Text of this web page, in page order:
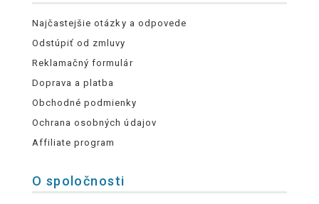
Najčastejšie otázky a odpovede
Odstúpiť od zmluvy
Reklamačný formulár
Doprava a platba
Obchodné podmienky
Ochrana osobných údajov
Affiliate program
O spoločnosti